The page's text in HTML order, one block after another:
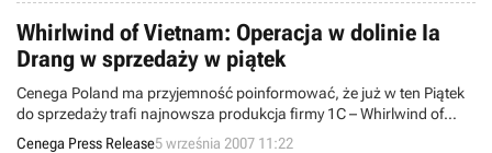
Whirlwind of Vietnam: Operacja w dolinie Ia
Drang w sprzedaży w piątek
Cenega Poland ma przyjemność poinformować, że już w ten Piątek
do sprzedaży trafi najnowsza produkcja firmy 1C – Whirlwind of
Vietnam: Operacja w dolinie Ia Drang.
Cenega Press Release5 września 2007 11:22